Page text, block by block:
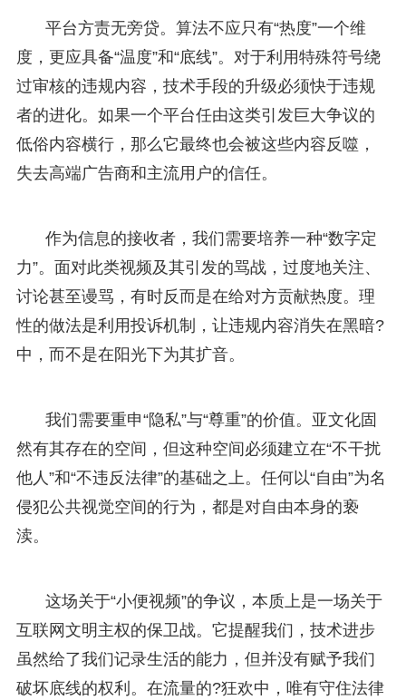
平台方责无旁贷。算法不应只有“热度”一个维
度，更应具备“温度”和“底线”。对于利用特殊符号绕
过审核的违规内容，技术手段的升级必须快于违规
者的进化。如果一个平台任由这类引发巨大争议的
低俗内容横行，那么它最终也会被这些内容反噬，
失去高端广告商和主流用户的信任。
作为信息的接收者，我们需要培养一种“数字定
力”。面对此类视频及其引发的骂战，过度地关注、
讨论甚至谩骂，有时反而是在给对方贡献热度。理
性的做法是利用投诉机制，让违规内容消失在黑暗?
中，而不是在阳光下为其扩音。
我们需要重申“隐私”与“尊重”的价值。亚文化固
然有其存在的空间，但这种空间必须建立在“不干扰
他人”和“不违反法律”的基础之上。任何以“自由”为名
侵犯公共视觉空间的行为，都是对自由本身的亵
渎。
这场关于“小便视频”的争议，本质上是一场关于
互联网文明主权的保卫战。它提醒我们，技术进步
虽然给了我们记录生活的能力，但并没有赋予我们
破坏底线的权利。在流量的?狂欢中，唯有守住法律